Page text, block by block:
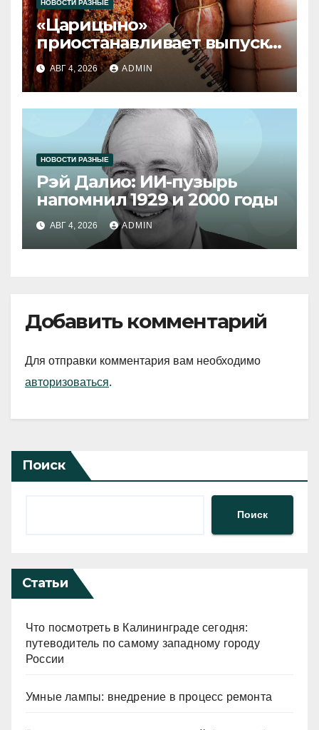
НОВОСТИ РАЗНЫЕ
«Царицыно»
приостанавливает выпуск
продукции
АВГ 4, 2026 ADMIN
НОВОСТИ РАЗНЫЕ
Рэй Далио: ИИ-пузырь
напомнил 1929 и 2000 годы
АВГ 4, 2026 ADMIN
Добавить комментарий
Для отправки комментария вам необходимо
авторизоваться.
Поиск
Поиск
Статьи
Что посмотреть в Калининграде сегодня:
путеводитель по самому западному городу
России
Умные лампы: внедрение в процесс ремонта